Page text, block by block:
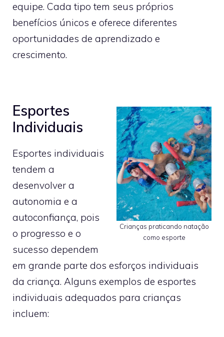
equipe. Cada tipo tem seus próprios
benefícios únicos e oferece diferentes
oportunidades de aprendizado e
crescimento.
Crianças praticando natação
como esporte
Esportes
Individuais
Esportes individuais
tendem a
desenvolver a
autonomia e a
autoconfiança, pois
o progresso e o
sucesso dependem
em grande parte dos esforços individuais
da criança. Alguns exemplos de esportes
individuais adequados para crianças
incluem: